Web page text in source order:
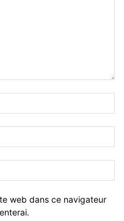
web dans ce navigateur